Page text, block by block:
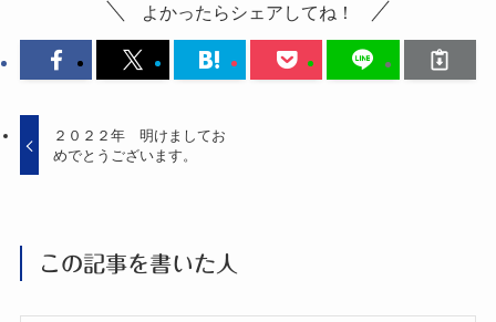
よかったらシェアしてね！
２０２２年 明けましてお
めでとうございます。
この記事を書いた人